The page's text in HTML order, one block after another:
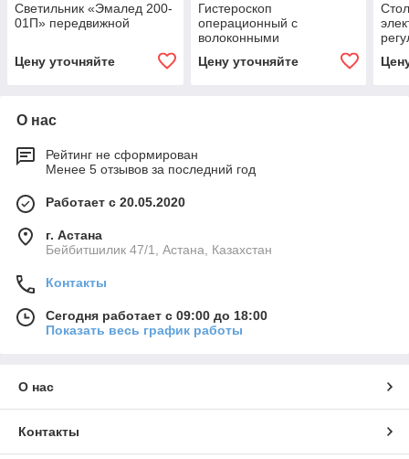
Светильник «Эмалед 200-
01П» передвижной
Цену уточняйте
Гистероскоп
операционный с
волоконными
световодами ГиО-ВС-01
«Оптимед»
Цену уточняйте
О нас
Рейтинг не сформирован
Менее 5 отзывов за последний год
Работает с 20.05.2020
г. Астана
Бейбитшилик 47/1, Астана, Казахстан
Контакты
Сегодня работает с 09:00 до 18:00
Показать весь график работы
О нас
Контакты